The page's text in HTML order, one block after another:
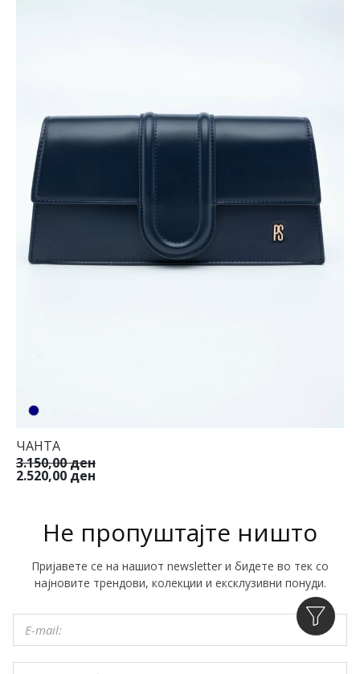
ЧАНТА
3.150,00 ден
2.520,00 ден
Не пропуштајте ништо
Пријавете се на нашиот newsletter и бидете во тек со
најновите трендови, колекции и ексклузивни понуди.